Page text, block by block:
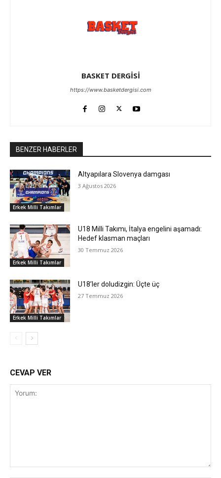
BASKET DERGİSİ
https://www.basketdergisi.com
BENZER HABERLER
Erkek Milli Takımlar
Altyapılara Slovenya damgası
3 Ağustos 2026
Erkek Milli Takımlar
U18 Milli Takımı, İtalya engelini aşamadı:
Hedef klasman maçları
30 Temmuz 2026
Erkek Milli Takımlar
U18’ler doludizgin: Üçte üç
27 Temmuz 2026
CEVAP VER